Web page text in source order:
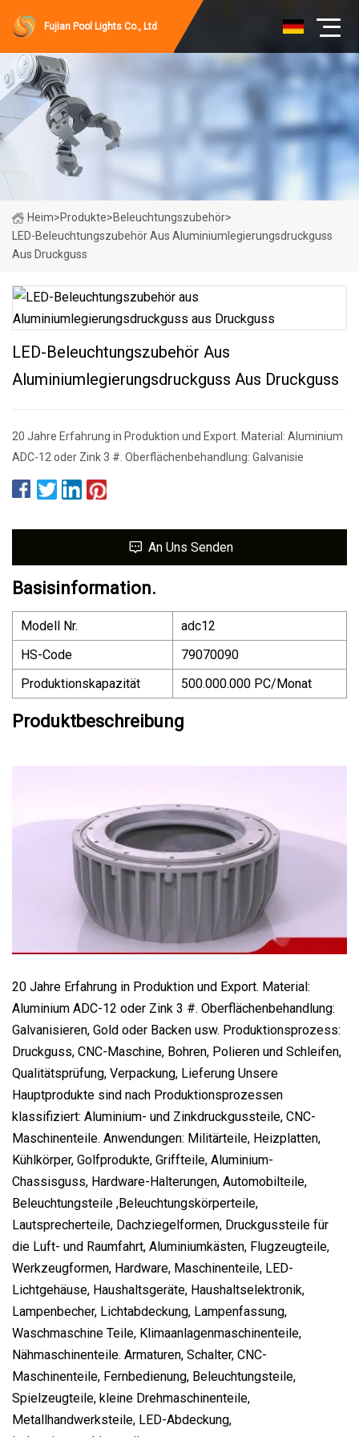
Fujian Pool Lights Co., Ltd
Heim>Produkte>Beleuchtungszubehör>
LED-Beleuchtungszubehör Aus Aluminiumlegierungsdruckguss
Aus Druckguss
LED-Beleuchtungszubehör Aus
Aluminiumlegierungsdruckguss Aus Druckguss
20 Jahre Erfahrung in Produktion und Export. Material: Aluminium
ADC-12 oder Zink 3 #. Oberflächenbehandlung: Galvanisie
An Uns Senden
Basisinformation.
Modell Nr.
adc12
HS-Code
79070090
Produktionskapazität
500.000.000 PC/Monat
Produktbeschreibung
20 Jahre Erfahrung in Produktion und Export. Material:
Aluminium ADC-12 oder Zink 3 #. Oberflächenbehandlung:
Galvanisieren, Gold oder Backen usw. Produktionsprozess:
Druckguss, CNC-Maschine, Bohren, Polieren und Schleifen,
Qualitätsprüfung, Verpackung, Lieferung Unsere
Hauptprodukte sind nach Produktionsprozessen
klassifiziert: Aluminium- und Zinkdruckgussteile, CNC-
Maschinenteile. Anwendungen: Militärteile, Heizplatten,
Kühlkörper, Golfprodukte, Griffteile, Aluminium-
Chassisguss, Hardware-Halterungen, Automobilteile,
Beleuchtungsteile ,Beleuchtungskörperteile,
Lautsprecherteile, Dachziegelformen, Druckgussteile für
die Luft- und Raumfahrt, Aluminiumkästen, Flugzeugteile,
Werkzeugformen, Hardware, Maschinenteile, LED-
Lichtgehäuse, Haushaltsgeräte, Haushaltselektronik,
Lampenbecher, Lichtabdeckung, Lampenfassung,
Waschmaschine Teile, Klimaanlagenmaschinenteile,
Nähmaschinenteile. Armaturen, Schalter, CNC-
Maschinenteile, Fernbedienung, Beleuchtungsteile,
Spielzeugteile, kleine Drehmaschinenteile,
Metallhandwerksteile, LED-Abdeckung,